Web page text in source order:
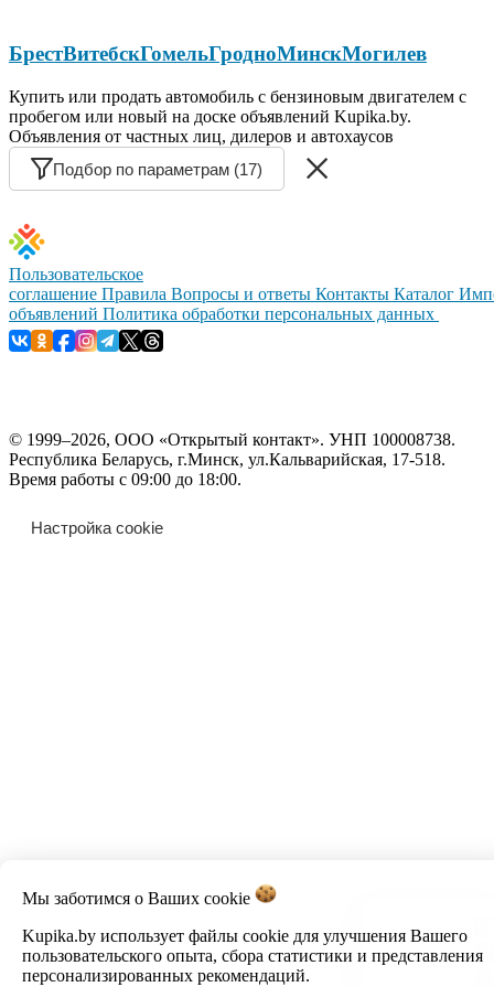
БрестВитебскГомельГродноМинскМогилев
Купить или продать автомобиль с бензиновым двигателем с
пробегом или новый на доске объявлений Kupika.by.
Объявления от частных лиц, дилеров и автохаусов
Подбор по параметрам (17)
Мы заботимся о Ваших cookie
Kupika.by использует файлы cookie для улучшения Вашего
пользовательского опыта, сбора статистики и представления
персонализированных рекомендаций.
Пользовательское
соглашение Правила Вопросы и ответы Контакты Каталог
объявлений Политика обработки персональных данных
© 1999–2026, ООО «Открытый контакт». УНП 100008738.
Республика Беларусь, г.Минск, ул.Кальварийская, 17-518.
Время работы с 09:00 до 18:00.
Настройка cookie